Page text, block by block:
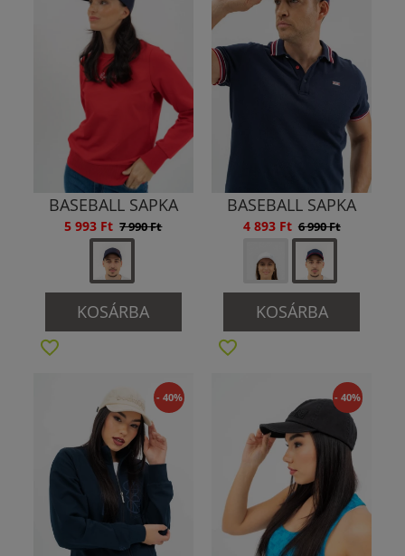
BASEBALL SAPKA
5 993 Ft 7 990 Ft
KOSÁRBA
BASEBALL SAPKA
4 893 Ft 6 990 Ft
KOSÁRBA
- 40% - 40%